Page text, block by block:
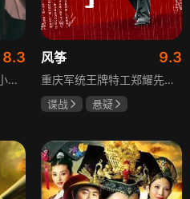
8.3
改编自晋江文学城长洱小说《狭路》，讲述心理学博士林晚星遭遇变故后返乡任教，邂逅顶级教练王法，带领垫底差生逆袭追梦的热血救赎故事。林晚星用“自由式”教育，培养少年们的独立人格，帮他们学会生活、融洽自我、发现所爱、勇于追求，诠释“不远狭路，终见光明”的成长内核。
风筝 9.3
重庆军统王牌特工郑耀先实为潜伏的中共特工“风筝”，上线牺牲后他与组织失联，解放后化名周志乾继续提供情报。身份证实后他仍协助破获特务案，三十年情报生涯中他遭敌人追杀、妻离子散，为国家牺牲是他的人生价值。
谍战
悬疑